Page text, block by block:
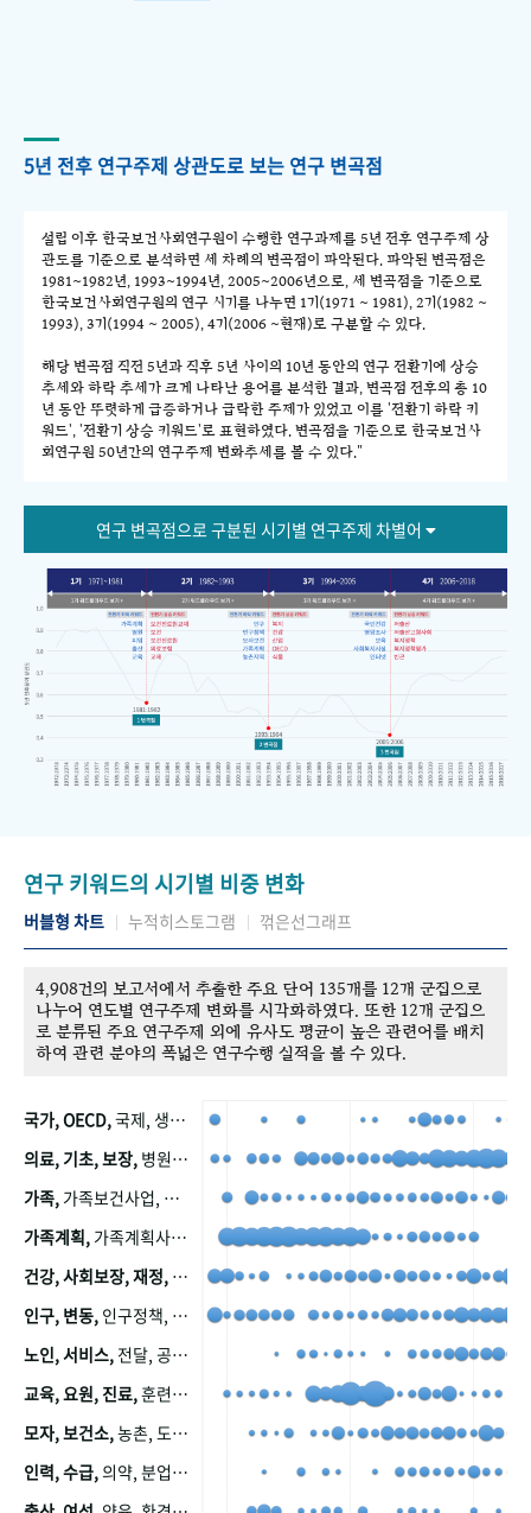
5년 전후 연구주제 상관도로 보는 연구 변곡점
설립 이후 한국보건사회연구원이 수행한 연구과제를 5년 전후 연구주제 상
관도를 기준으로 분석하면 세 차례의 변곡점이 파악된다. 파악된 변곡점은
1981~1982년, 1993~1994년, 2005~2006년으로, 세 변곡점을 기준으로
한국보건사회연구원의 연구 시기를 나누면 1기(1971 ~ 1981), 2기(1982 ~
1993), 3기(1994 ~ 2005), 4기(2006 ~현재)로 구분할 수 있다.
해당 변곡점 직전 5년과 직후 5년 사이의 10년 동안의 연구 전환기에 상승
추세와 하락 추세가 크게 나타난 용어를 분석한 결과, 변곡점 전후의 총 10
년 동안 뚜렷하게 급증하거나 급락한 주제가 있었고 이를 '전환기 하락 키
워드', '전환기 상승 키워드'로 표현하였다. 변곡점을 기준으로 한국보건사
회연구원 50년간의 연구주제 변화추세를 볼 수 있다."
연구 변곡점으로 구분된 시기별 연구주제 차별어
연구 키워드의 시기별 비중 변화
버블형 차트 누적히스토그램 꺾은선그래프
4,908건의 보고서에서 추출한 주요 단어 135개를 12개 군집으로
나누어 연도별 연구주제 변화를 시각화하였다. 또한 12개 군집으
로 분류된 주요 연구주제 외에 유사도 평균이 높은 관련어를 배치
하여 관련 분야의 폭넓은 연구수행 실적을 볼 수 있다.
국가, OECD,국제, 생산, 아시아, 태평양, 태평양지역, 참가
의료, 기초, 보장, 병원, 가정, 연금, 연계, 공적, 일본, 생활, 국민기초생활보장제도, 국민연금, 기금, 저소득층, 근로, 자활, 급여, 환자, 의료비, 모니터링, 한국복지패널, 소득, 지표, 빈곤, 노후, 장애인
가족, 가족보건사업, 산업, 친화, 전국, 출산력
가족계획, 가족계획사업, 가족계획사업평가, 한국가족계획사업, 피임, 보급, 부인, 자궁, 피임약
건강, 사회보장, 재정,
인구, 변동, 인구정책, 저출산, 고령사회, 고령화, 이동, 남북한, 지방자치단체, 컨설팅, 복지정책평가, 집, 사회개발
노인, 서비스, 전달, 공공, 보육, 수요, 공급, 사회서비스, 데이터, 보호, 요양, 아동, 예방, 청소년, 효율, 자원
교육, 요원, 진료,훈련, 보건요원, 마을, 마을건강사업, 보조원, 진료원, 보건진료원, 보건진료원교재
모자, 보건소,농촌, 도시, 금연, 농촌지역, 모자보건사업
인력, 수급,의약, 분업, 식품, 의약품, 의사, 안전